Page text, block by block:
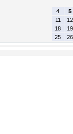
4
5
11
12
18
19
25
26